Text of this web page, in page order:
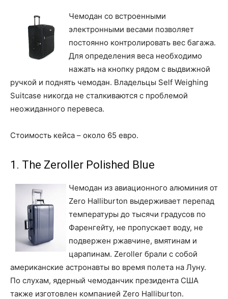
Чемодан со встроенными
электронными весами позволяет
постоянно контролировать вес багажа.
Для определения веса необходимо
нажать на кнопку рядом с выдвижной
ручкой и поднять чемодан. Владельцы Self Weighing
Suitcase никогда не сталкиваются с проблемой
неожиданного перевеса.
Стоимость кейса – около 65 евро.
1. The Zeroller Polished Blue
Чемодан из авиационного алюминия от
Zero Halliburton выдерживает перепад
температуры до тысячи градусов по
Фаренгейту, не пропускает воду, не
подвержен ржавчине, вмятинам и
царапинам. Zeroller брали с собой
американские астронавты во время полета на Луну.
По слухам, ядерный чемоданчик президента США
также изготовлен компанией Zero Halliburton.